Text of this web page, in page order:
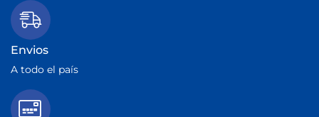
Envios
A todo el país